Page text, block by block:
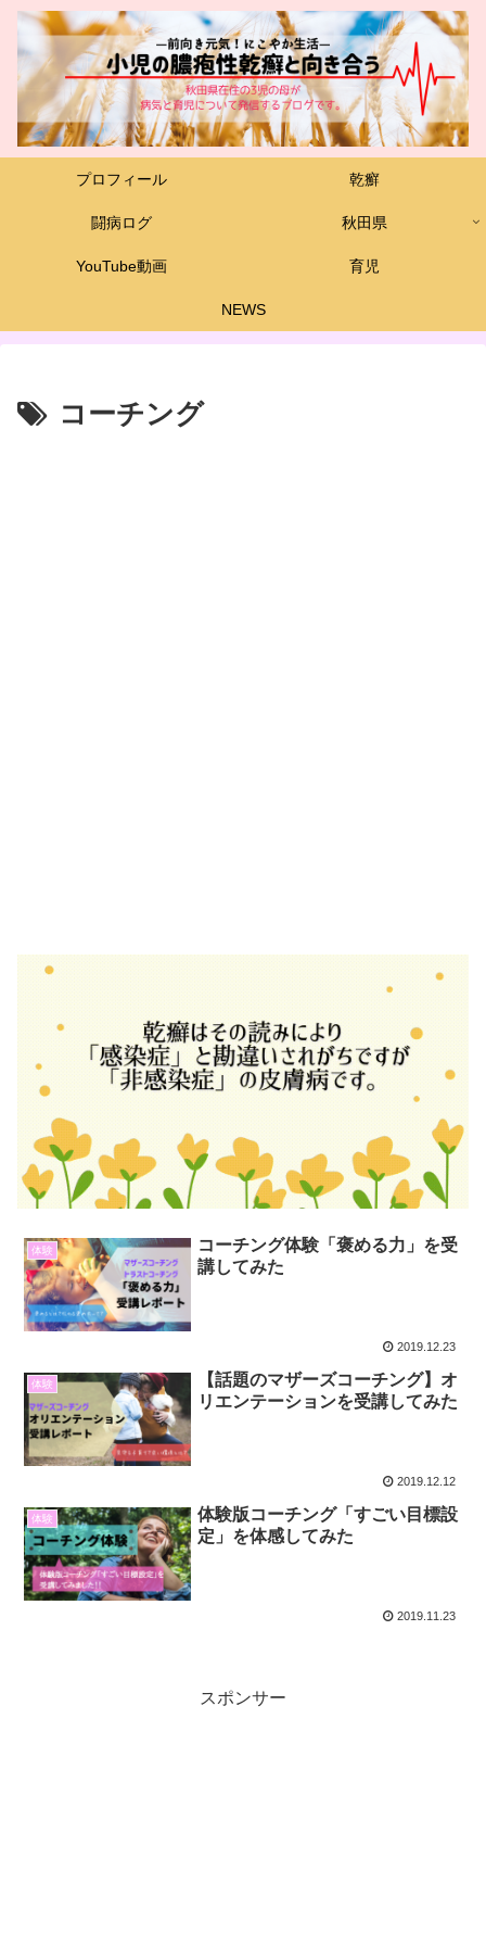
プロフィール 乾癬
闘病ログ 秋田県
YouTube動画 育児
NEWS
コーチング
体験
コーチング体験「褒める力」を受
講してみた
2019.12.23
体験
【話題のマザーズコーチング】オ
リエンテーションを受講してみた
2019.12.12
体験
体験版コーチング「すごい目標設
定」を体感してみた
2019.11.23
スポンサー